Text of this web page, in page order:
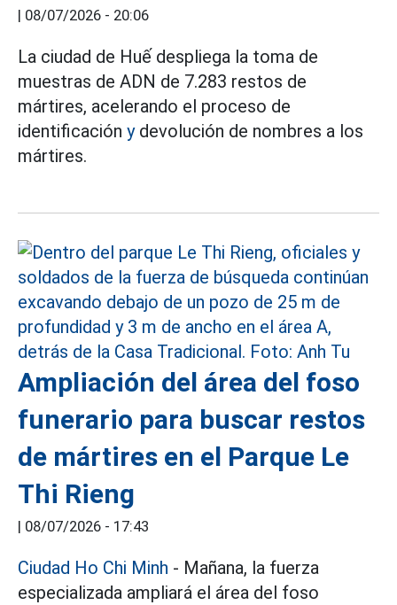
08/07/2026 - 20:06
La ciudad de Huế despliega la toma de
muestras de ADN de 7.283 restos de
mártires, acelerando el proceso de
identificación ydevolución de nombres a los
mártires.
Ampliación del área del foso
funerario para buscar restos
de mártires en el Parque Le
Thi Rieng
08/07/2026 - 17:43
Ciudad Ho Chi Minh - Mañana, la fuerza
especializada ampliará el área del foso